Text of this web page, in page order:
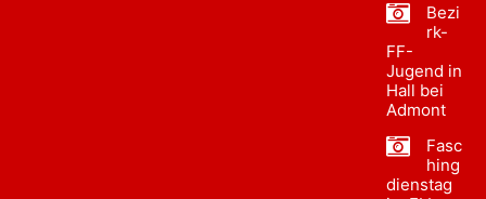
Bezi
rk-
FF-
Jugend in
Hall bei
Admont
Fasc
hing
dienstag